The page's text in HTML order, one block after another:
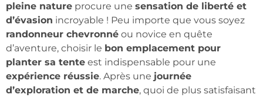
pleine nature procure une sensation de liberté et
d’évasion incroyable ! Peu importe que vous soyez
randonneur chevronné ou novice en quête
d’aventure, choisir le bon emplacement pour
planter sa tente est indispensable pour une
expérience réussie. Après une journée
d’exploration et de marche, quoi de plus satisfaisant